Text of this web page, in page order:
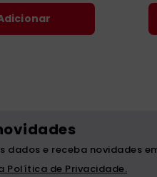
dados e receba novidades
Política de Privacidade.